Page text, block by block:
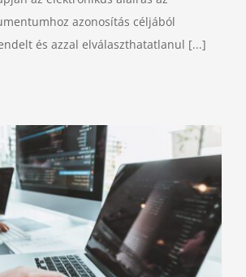
azonosítás céljából
és azzal elválaszthatatlanul [...]